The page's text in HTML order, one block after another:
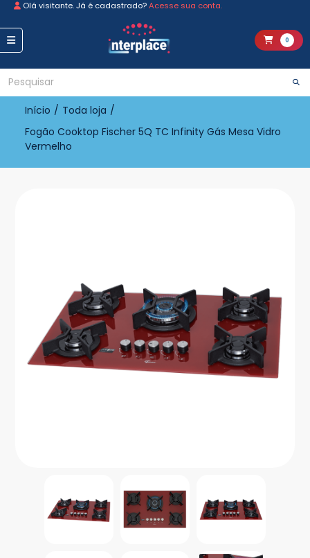
Olá visitante. Já é cadastrado?Acesse sua conta.
0
Início / Toda loja /
Fogão Cooktop Fischer 5Q TC Infinity Gás Mesa Vidro
Vermelho